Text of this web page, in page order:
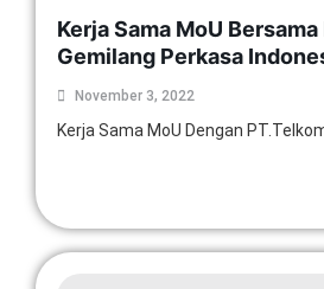
Kerja Sama MoU Bersama
Gemilang Perkasa
November 3, 2022
Kerja Sama MoU Dengan